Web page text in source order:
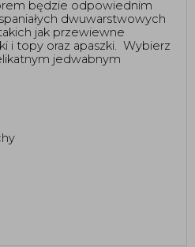
będzie odpowiednim
dwuwarstwowych
jak przewiewne
i topy oraz apaszki.  Wybierz
jedwabnym